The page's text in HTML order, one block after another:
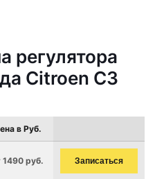
регулятора
Citroen C3
в Руб.
1490 руб. Записаться